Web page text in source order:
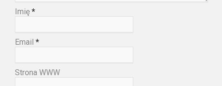
Imię *
Email *
Strona WWW